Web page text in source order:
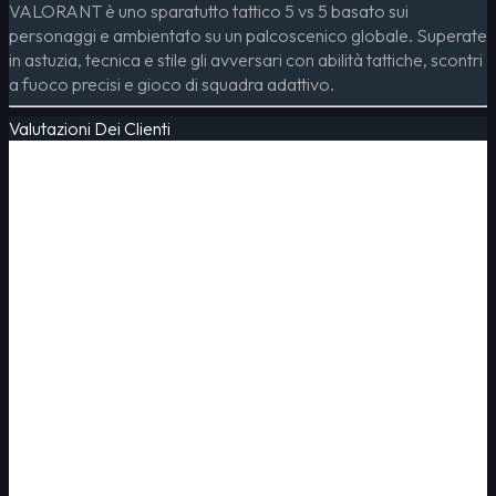
VALORANT è uno sparatutto tattico 5 vs 5 basato sui
personaggi e ambientato su un palcoscenico globale. Superate
in astuzia, tecnica e stile gli avversari con abilità tattiche, scontri
a fuoco precisi e gioco di squadra adattivo.
Valutazioni Dei Clienti